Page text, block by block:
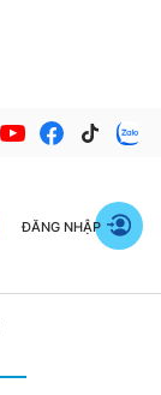
ĐĂNG NHẬP